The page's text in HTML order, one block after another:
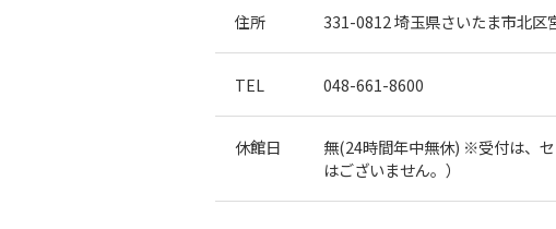
住所 331-0812埼玉県さいたま市北
TEL 048-661-8600
休館日
無(24時間年中無休) ※受付は、
はございません。）